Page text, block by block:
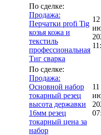
По сделке:
Продажа:
Перчатки profi Tig
козья кожа и
текстиль
профессиональная
Тиг сварка
12
По сделке:
Продажа:
Основной набор
токарный резец
высота державки
16мм резец
токарный цена за
набор
11